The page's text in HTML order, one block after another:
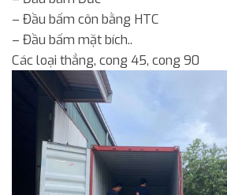
– Đầu bấm côn bằng HTC
– Đầu bấm mặt bích..
Các loại thẳng, cong 45, cong 90